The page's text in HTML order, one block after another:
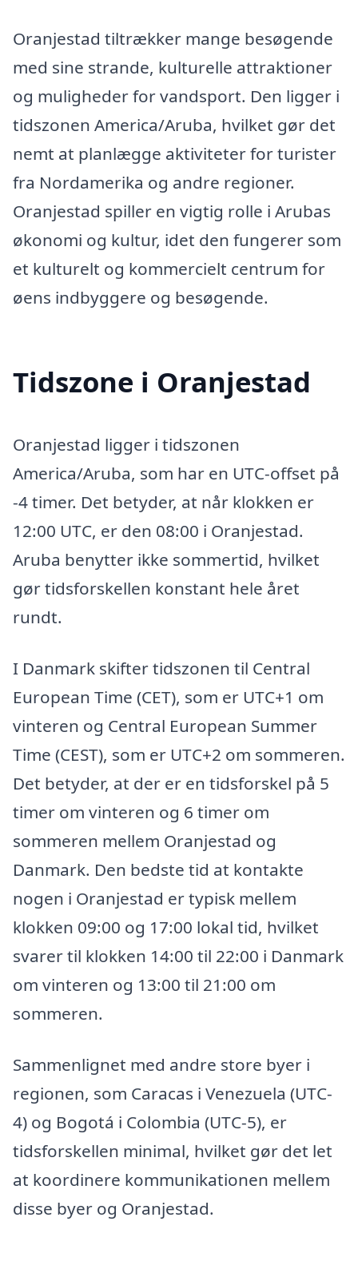
Oranjestad tiltrækker mange besøgende
med sine strande, kulturelle attraktioner
og muligheder for vandsport. Den ligger i
tidszonen America/Aruba, hvilket gør det
nemt at planlægge aktiviteter for turister
fra Nordamerika og andre regioner.
Oranjestad spiller en vigtig rolle i Arubas
økonomi og kultur, idet den fungerer som
et kulturelt og kommercielt centrum for
øens indbyggere og besøgende.
Tidszone i Oranjestad
Oranjestad ligger i tidszonen
America/Aruba, som har en UTC-offset på
-4 timer. Det betyder, at når klokken er
12:00 UTC, er den 08:00 i Oranjestad.
Aruba benytter ikke sommertid, hvilket
gør tidsforskellen konstant hele året
rundt.
I Danmark skifter tidszonen til Central
European Time (CET), som er UTC+1 om
vinteren og Central European Summer
Time (CEST), som er UTC+2 om sommeren.
Det betyder, at der er en tidsforskel på 5
timer om vinteren og 6 timer om
sommeren mellem Oranjestad og
Danmark. Den bedste tid at kontakte
nogen i Oranjestad er typisk mellem
klokken 09:00 og 17:00 lokal tid, hvilket
svarer til klokken 14:00 til 22:00 i Danmark
om vinteren og 13:00 til 21:00 om
sommeren.
Sammenlignet med andre store byer i
regionen, som Caracas i Venezuela (UTC-
4) og Bogotá i Colombia (UTC-5), er
tidsforskellen minimal, hvilket gør det let
at koordinere kommunikationen mellem
disse byer og Oranjestad.